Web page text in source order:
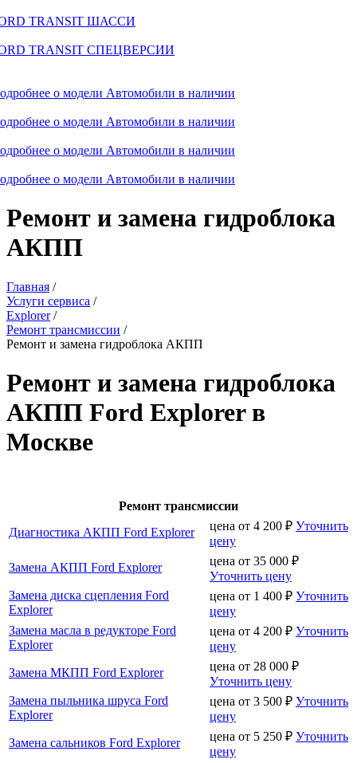
TRANSIT ШАССИ
TRANSIT СПЕЦВЕРСИИ
о модели Автомобили в наличии
о модели Автомобили в наличии
о модели Автомобили в наличии
о модели Автомобили в наличии
Ремонт и замена гидроблока
АКПП
Главная /
Услуги сервиса /
Explorer/
Ремонт трансмиссии /
Ремонт и замена гидроблока АКПП
Ремонт и замена гидроблока
АКПП Ford Explorer в
Москве
Ремонт трансмиссии
Диагностика АКПП Ford Explorer
цена от 4 200 ₽ Уточнить
цену
Замена АКПП Ford Explorer
цена от 35 000 ₽
Уточнить цену
Замена диска сцепления Ford
Explorer
цена от 1 400 ₽ Уточнить
цену
Замена масла в редукторе Ford
Explorer
цена от 4 200 ₽ Уточнить
цену
Замена МКПП Ford Explorer
цена от 28 000 ₽
Уточнить цену
Замена пыльника шруса Ford
Explorer
цена от 3 500 ₽ Уточнить
цену
Замена сальников Ford Explorer
цена от 5 250 ₽ Уточнить
цену